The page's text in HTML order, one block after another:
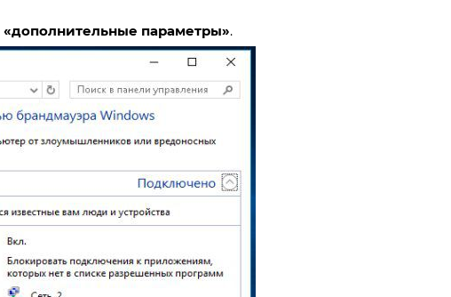
«дополнительные параметры».